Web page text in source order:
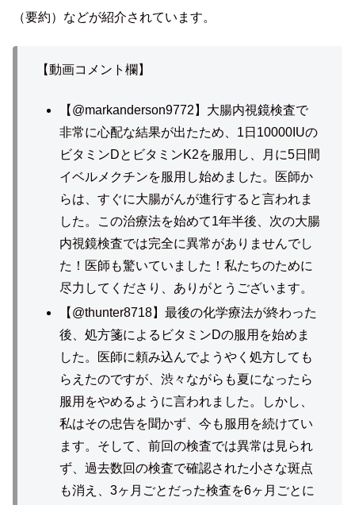
（要約）などが紹介されています。
【動画コメント欄】
【@markanderson9772】大腸内視鏡検査で
非常に心配な結果が出たため、1日10000IUの
ビタミンDとビタミンK2を服用し、月に5日間
イベルメクチンを服用し始めました。医師か
らは、すぐに大腸がんが進行すると言われま
した。この治療法を始めて1年半後、次の大腸
内視鏡検査では完全に異常がありませんでし
た！医師も驚いていました！私たちのために
尽力してくださり、ありがとうございます。
【@thunter8718】最後の化学療法が終わった
後、処方箋によるビタミンDの服用を始めま
した。医師に頼み込んでようやく処方しても
らえたのですが、渋々ながらも夏になったら
服用をやめるように言われました。しかし、
私はその忠告を聞かず、今も服用を続けてい
ます。そして、前回の検査では異常は見られ
ず、過去数回の検査で確認された小さな斑点
も消え、3ヶ月ごとだった検査を6ヶ月ごとに